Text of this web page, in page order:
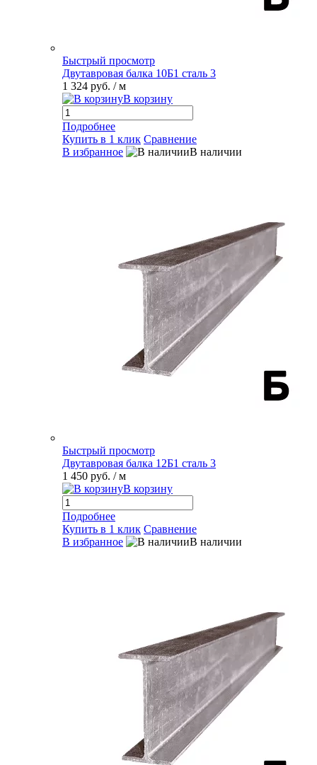
Быстрый просмотр
Двутавровая балка 10Б1 сталь 3
1 324 руб. / м
В корзину
Подробнее
Купить в 1 клик Сравнение
В избранное
В наличии
Быстрый просмотр
Двутавровая балка 12Б1 сталь 3
1 450 руб. / м
В корзину
Подробнее
Купить в 1 клик Сравнение
В избранное
В наличии